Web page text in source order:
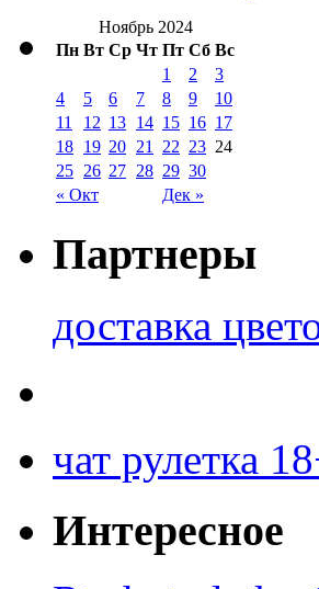
Ноябрь 2024
Пн Вт Ср Чт Пт Сб Вс
« Окт Дек »
1 2
3
4
5 6 7 8 9
10
11
12 13 14 15 16 17
18 19 20 21 22 23 24
25 26 27 28 29 30
Партнеры
доставка
чат рулетка
Интересное